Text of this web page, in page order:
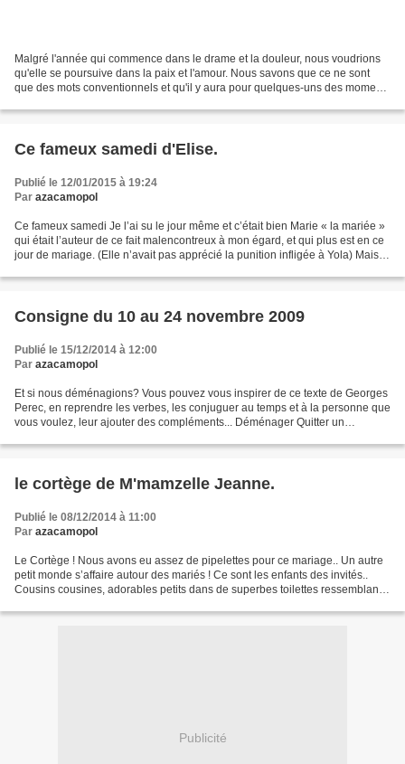
Malgré l'année qui commence dans le drame et la douleur, nous voudrions
qu'elle se poursuive dans la paix et l'amour. Nous savons que ce ne sont
que des mots conventionnels et qu'il y aura pour quelques-uns des moments
Ce fameux samedi d'Elise.
Publié le 12/01/2015 à 19:24
Par azacamopol
Ce fameux samedi Je l’ai su le jour même et c’était bien Marie « la mariée »
qui était l’auteur de ce fait malencontreux à mon égard, et qui plus est en ce
jour de mariage. (Elle n’avait pas apprécié la punition infligée à Yola) Mais
Consigne du 10 au 24 novembre 2009
Publié le 15/12/2014 à 12:00
Par azacamopol
Et si nous déménagions? Vous pouvez vous inspirer de ce texte de Georges
Perec, en reprendre les verbes, les conjuguer au temps et à la personne que
vous voulez, leur ajouter des compléments... Déménager Quitter un
le cortège de M'mamzelle Jeanne.
Publié le 08/12/2014 à 11:00
Par azacamopol
Le Cortège ! Nous avons eu assez de pipelettes pour ce mariage.. Un autre
petit monde s’affaire autour des mariés ! Ce sont les enfants des invités..
Cousins cousines, adorables petits dans de superbes toilettes ressemblant
Publicité